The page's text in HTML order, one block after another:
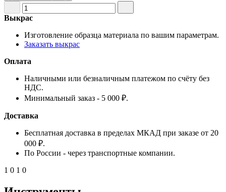
Выкрас
Изготовление образца материала по вашим параметрам.
Заказать выкрас
Оплата
Наличными или безналичным платежом по счёту без
НДС.
Минимальный заказ - 5 000 ₽.
Доставка
Бесплатная доставка в пределах МКАД при заказе от 20
000 ₽.
По России - через транспортные компании.
1 0 1 0